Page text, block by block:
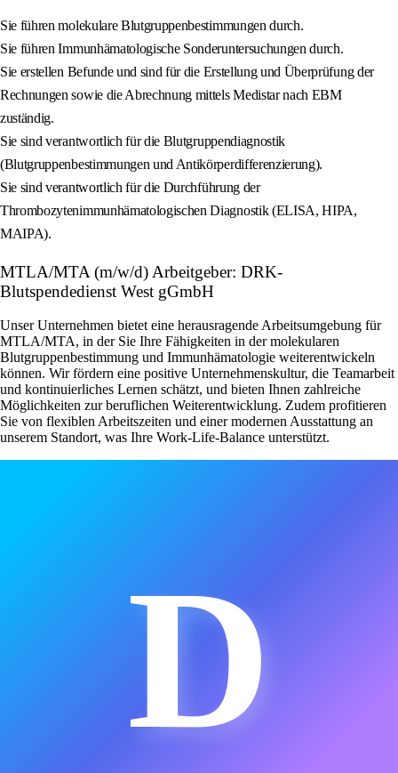
Sie führen molekulare Blutgruppenbestimmungen durch.
Sie führen Immunhämatologische Sonderuntersuchungen durch.
Sie erstellen Befunde und sind für die Erstellung und Überprüfung der
Rechnungen sowie die Abrechnung mittels Medistar nach EBM
zuständig.
Sie sind verantwortlich für die Blutgruppendiagnostik
(Blutgruppenbestimmungen und Antikörperdifferenzierung).
Sie sind verantwortlich für die Durchführung der
Thrombozytenimmunhämatologischen Diagnostik (ELISA, HIPA,
MAIPA).
MTLA/MTA (m/w/d) Arbeitgeber: DRK-
Blutspendedienst West gGmbH
Unser Unternehmen bietet eine herausragende Arbeitsumgebung für
MTLA/MTA, in der Sie Ihre Fähigkeiten in der molekularen
Blutgruppenbestimmung und Immunhämatologie weiterentwickeln
können. Wir fördern eine positive Unternehmenskultur, die Teamarbeit
und kontinuierliches Lernen schätzt, und bieten Ihnen zahlreiche
Möglichkeiten zur beruflichen Weiterentwicklung. Zudem profitieren
Sie von flexiblen Arbeitszeiten und einer modernen Ausstattung an
unserem Standort, was Ihre Work-Life-Balance unterstützt.
D